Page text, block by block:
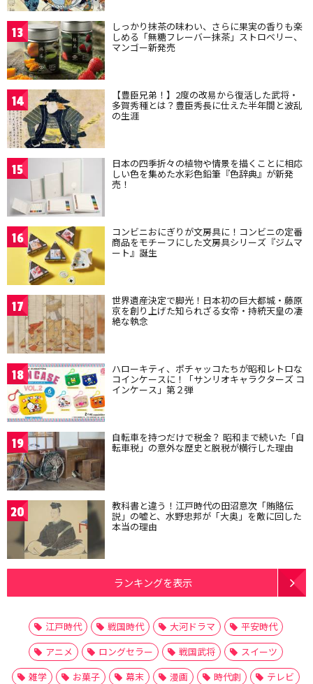
13 しっかり抹茶の味わい、さらに果実の香りも楽
しめる「無糖フレーバー抹茶」ストロベリー、
マンゴー新発売
14 【豊臣兄弟！】2度の改易から復活した武将・
多賀秀種とは？豊臣秀長に仕えた半年間と波乱
の生涯
15 日本の四季折々の植物や情景を描くことに相応
しい色を集めた水彩色鉛筆『色辞典』が新発
売！
16 コンビニおにぎりが文房具に！コンビニの定番
商品をモチーフにした文房具シリーズ『ジムマ
ート』誕生
17 世界遺産決定で脚光！日本初の巨大都城・藤原
京を創り上げた知られざる女帝・持統天皇の凄
絶な執念
18 ハローキティ、ポチャッコたちが昭和レトロな
コインケースに！「サンリオキャラクターズ コ
インケース」第２弾
19 自転車を持つだけで税金？ 昭和まで続いた「自
転車税」の意外な歴史と脱税が横行した理由
20 教科書と違う！江戸時代の田沼意次「賄賂伝
説」の嘘と、水野忠邦が「大奥」を敵に回した
本当の理由
ランキングを表示
江戸時代 戦国時代 大河ドラマ
平安時代
アニメ
ロングセラー 戦国武将
スイーツ
雑学
お菓子 幕末 漫画 時代劇
テレビ